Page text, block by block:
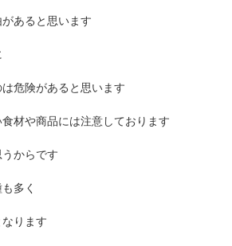
あると思います
危険があると思います
材や商品には注意しております
からです
多く
ります